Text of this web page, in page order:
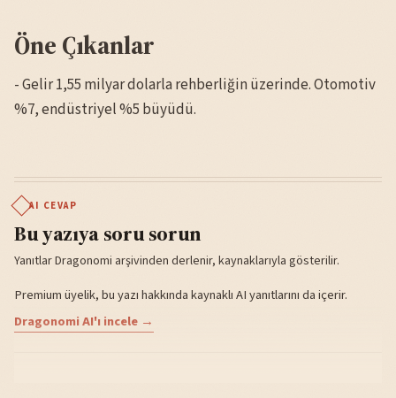
Öne Çıkanlar
- Gelir 1,55 milyar dolarla rehberliğin üzerinde. Otomotiv
%7, endüstriyel %5 büyüdü.
AI CEVAP
Bu yazıya soru sorun
Yanıtlar Dragonomi arşivinden derlenir, kaynaklarıyla gösterilir.
Premium üyelik, bu yazı hakkında kaynaklı AI yanıtlarını da içerir.
Dragonomi AI'ı incele →